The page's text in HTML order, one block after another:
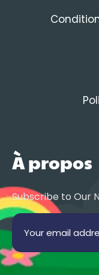
À propos
Subscribe to Our